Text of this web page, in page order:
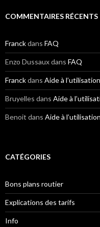
COMMENTAIRES RÉCENTS
Franckdans FAQ
Enzo Dussauxdans FAQ
Franckdans Aide à
Bruyelles dans Aide à
Benoit dans Aide à
CATÉGORIES
Bons plans routier
Explications des tarifs
Info